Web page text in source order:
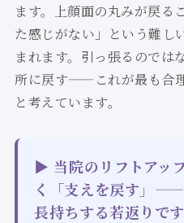
ます。上顔面の丸みが戻る
た感じがない」という難し
まれます。引っ張るのでは
所に戻す——これが最も合
と考えています。
▶ 当院のリフトアッ
く「支えを戻す」——
長持ちする若返りです